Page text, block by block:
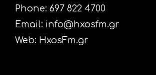
Phone: 697 822 4700
Email: info@hxosfm.gr
Web: HxosFm.gr